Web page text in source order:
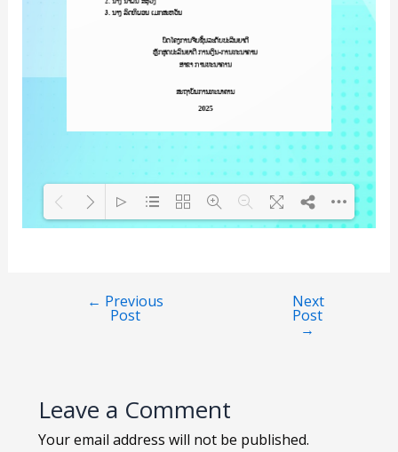
← Previous
Post
Next
Post
→
Leave a Comment
Your email address will not be published.